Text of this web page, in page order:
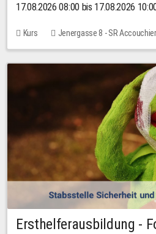
17.08.2026 08:00 bis 17.08.2026
Kurs Jenergasse 8 - SR
Ersthelferausbildung -